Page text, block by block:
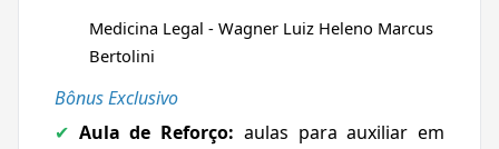
Medicina Legal - Wagner Luiz Heleno Marcus
Bertolini
Bônus Exclusivo
✔ Aula de Reforço: aulas para auxiliar em